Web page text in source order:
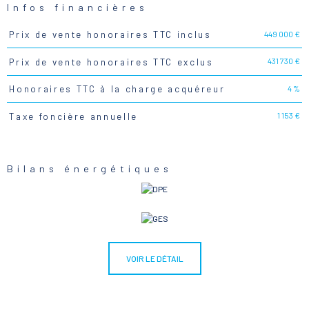
Infos financières
Caractéristiques Valeurs
Prix de vente honoraires TTC inclus 449 000 €
Prix de vente honoraires TTC exclus 431 730 €
Honoraires TTC à la charge acquéreur 4 %
Taxe foncière annuelle 1 153 €
Bilans énergétiques
VOIR LE DÉTAIL